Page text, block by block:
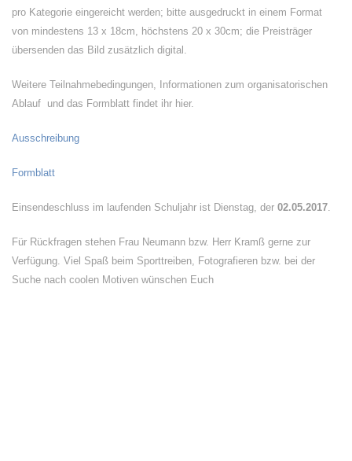
pro Kategorie eingereicht werden; bitte ausgedruckt in einem Format
von mindestens 13 x 18cm, höchstens 20 x 30cm; die Preisträger
übersenden das Bild zusätzlich digital.
Weitere Teilnahmebedingungen, Informationen zum organisatorischen
Ablauf und das Formblatt findet ihr hier.
Ausschreibung
Formblatt
Einsendeschluss im laufenden Schuljahr ist Dienstag, der 02.05.2017.
Für Rückfragen stehen Frau Neumann bzw. Herr Kramß gerne zur
Verfügung. Viel Spaß beim Sporttreiben, Fotografieren bzw. bei der
Suche nach coolen Motiven wünschen Euch